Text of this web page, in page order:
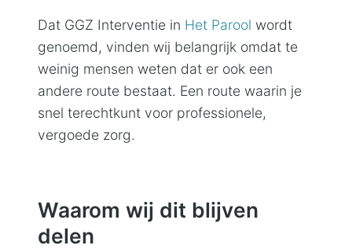
Dat GGZ Interventie in Het Parool wordt
genoemd, vinden wij belangrijk omdat te
weinig mensen weten dat er ook een
andere route bestaat. Een route waarin je
snel terechtkunt voor professionele,
vergoede zorg.
Waarom wij dit blijven
delen